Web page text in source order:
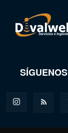
SÍGUENOS